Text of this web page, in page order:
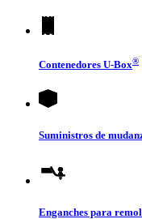
Contenedores U-Box®
Suministros de
Enganches para